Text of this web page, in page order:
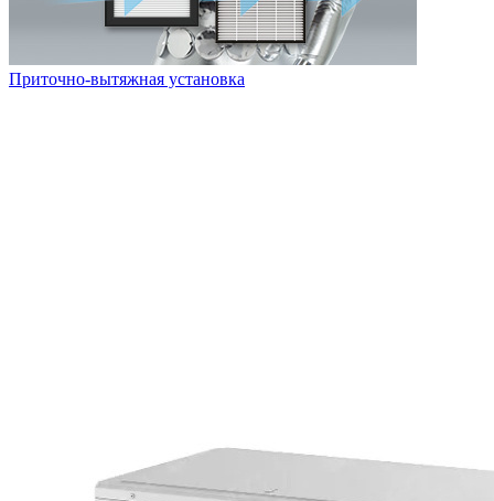
Приточно-вытяжная установка